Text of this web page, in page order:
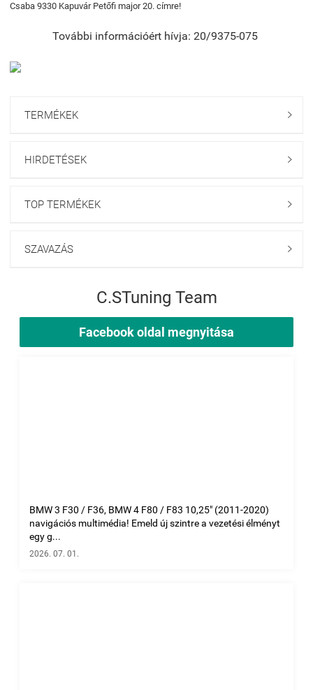
Csaba 9330 Kapuvár Petőfi major 20. címre!
További információért hívja: 20/9375-075
TERMÉKEK 
HIRDETÉSEK 
TOP TERMÉKEK 
SZAVAZÁS 
C.STuning Team
Facebook oldal megnyitása
BMW 3 F30 / F36, BMW 4 F80 / F83 10,25" (2011-2020)
navigációs multimédia! Emeld új szintre a vezetési élményt
egy g...
2026. 07. 01.